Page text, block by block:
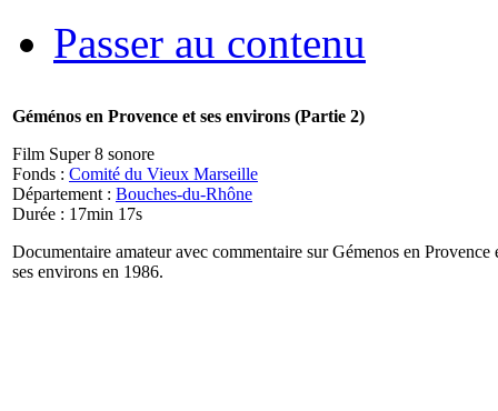
Passer au contenu
Géménos en Provence et ses environs (Partie 2)
Film Super 8 sonore
Fonds : Comité du Vieux Marseille
Département : Bouches-du-Rhône
Durée : 17min 17s
Documentaire amateur avec commentaire sur Gémenos en Provence
ses environs en 1986.